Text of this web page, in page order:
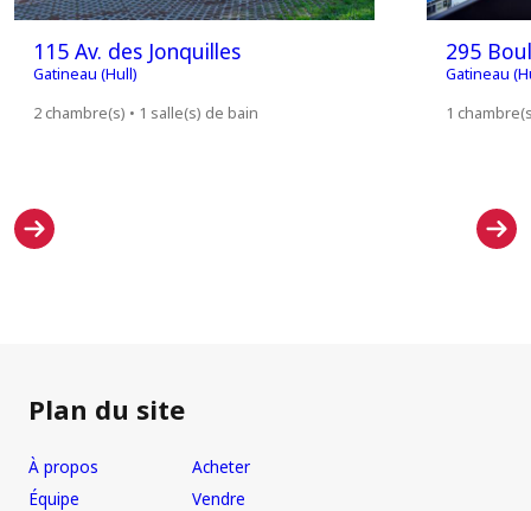
115 Av. des Jonquilles
Gatineau (Hull)
2 chambre(s) • 1 salle(s) de bain
295
Gatineau
1
Plan du site
À propos
Équipe
Acheter
Vendre